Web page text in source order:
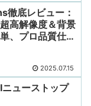
底レビュー：
高解像度＆背景
、プロ品質仕上
2025.07.15
ューストップ